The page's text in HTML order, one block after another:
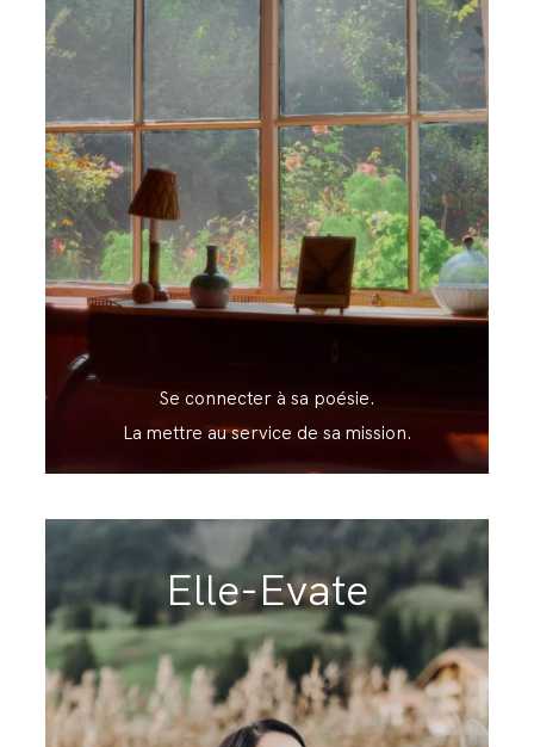
Se connecter à sa poésie.
La mettre au service de sa mission.
Elle-Evate